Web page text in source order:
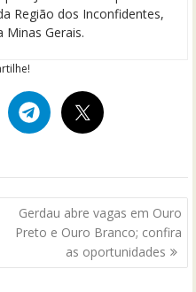
Região dos Inconfidentes,
Gerais.
Gerdau abre vagas em Ouro
Preto e Ouro Branco; confira
as oportunidades